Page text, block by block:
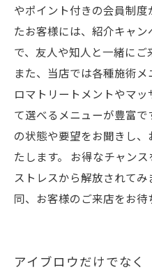
やポイント付きの会員制
たお客様には、紹介キャ
で、友人や知人と一緒にご
また、当店では各種施術
ロマトリートメントやマ
て選べるメニューが豊富
の状態や要望をお聞きし
たします。 お得なチャン
ストレスから解放されて
同、お客様のご来店をお待
アイブロウだけでなく